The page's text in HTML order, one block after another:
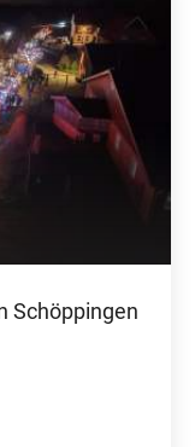
Schöppingen